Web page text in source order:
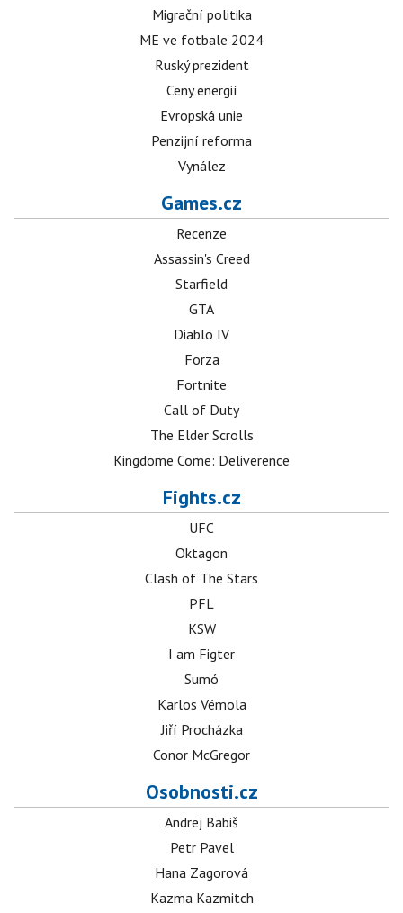
Migrační politika
ME ve fotbale 2024
Ruský prezident
Ceny energií
Evropská unie
Penzijní reforma
Vynález
Games.cz
Recenze
Assassin's Creed
Starfield
GTA
Diablo IV
Forza
Fortnite
Call of Duty
The Elder Scrolls
Kingdome Come: Deliverence
Fights.cz
UFC
Oktagon
Clash of The Stars
PFL
KSW
I am Figter
Sumó
Karlos Vémola
Jiří Procházka
Conor McGregor
Osobnosti.cz
Andrej Babiš
Petr Pavel
Hana Zagorová
Kazma Kazmitch